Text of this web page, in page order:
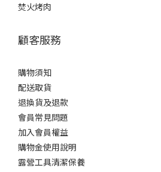
焚火烤肉
顧客服務
購物須知
配送取貨
退換貨及退款
會員常見問題
加入會員權益
購物金使用說明
露營工具清潔保養